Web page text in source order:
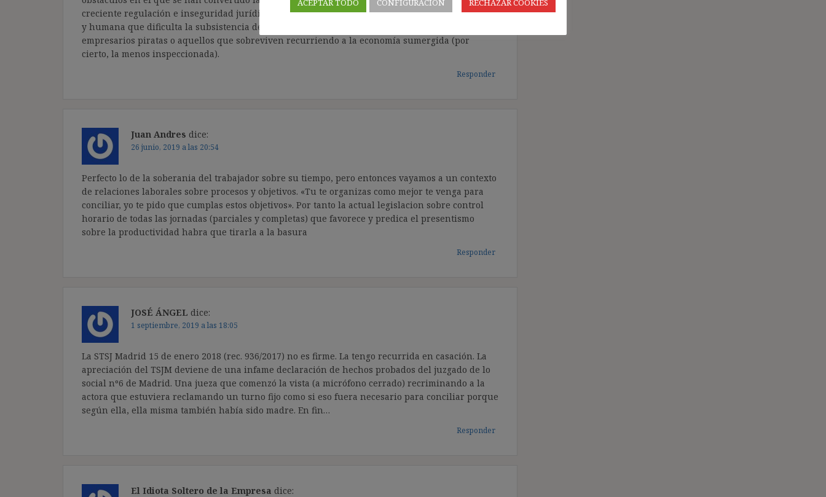
creciente regulación e inseguridad jurídica y cada vez más alejado de la racionalidad económica
y humana que dificulta la subsistencia de las empresas cumplidoras y es campo abonado para
empresarios piratas o aquellos que sobreviven recurriendo a la economía sumergida (por
cierto, la menos inspeccionada).
Responder
Juan Andres dice:
26 junio, 2019 a las 20:54
Perfecto lo de la soberania del trabajador sobre su tiempo, pero entonces vayamos a un contexto
de relaciones laborales sobre procesos y objetivos. «Tu te organizas como mejor te venga para
conciliar, yo te pido que cumplas estos objetivos». Por tanto la actual legislacion sobre control
horario de todas las jornadas (parciales y completas) que favorece y predica el presentismo
sobre la productividad habra que tirarla a la basura
Responder
JOSÉ ÁNGEL dice:
1 septiembre, 2019 a las 18:05
La STSJ Madrid 15 de enero 2018 (rec. 936/2017) no es firme. La tengo recurrida en casación. La
apreciación del TSJM deviene de una infame declaración de hechos probados del juzgado de lo
social nº6 de Madrid. Una jueza que comenzó la vista (a micrófono cerrado) recriminando a la
actora que estuviera reclamando un turno fijo como si eso fuera necesario para conciliar porque
según ella, ella misma también había sido madre. En fin…
Responder
El Idiota Soltero de la Empresa dice: